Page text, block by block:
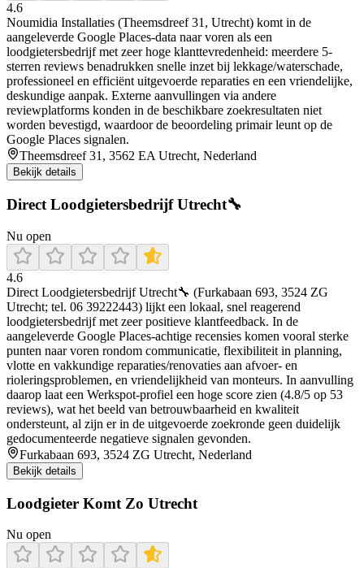
4.6
Noumidia Installaties (Theemsdreef 31, Utrecht) komt in de
aangeleverde Google Places-data naar voren als een
loodgietersbedrijf met zeer hoge klanttevredenheid: meerdere 5-
sterren reviews benadrukken snelle inzet bij lekkage/waterschade,
professioneel en efficiënt uitgevoerde reparaties en een vriendelijke,
deskundige aanpak. Externe aanvullingen via andere
reviewplatforms konden in de beschikbare zoekresultaten niet
worden bevestigd, waardoor de beoordeling primair leunt op de
Google Places signalen.
Theemsdreef 31, 3562 EA Utrecht, Nederland
Bekijk details
Direct Loodgietersbedrijf Utrecht🔧
Nu open
4.6
Direct Loodgietersbedrijf Utrecht🔧 (Furkabaan 693, 3524 ZG
Utrecht; tel. 06 39222443) lijkt een lokaal, snel reagerend
loodgietersbedrijf met zeer positieve klantfeedback. In de
aangeleverde Google Places-achtige recensies komen vooral sterke
punten naar voren rondom communicatie, flexibiliteit in planning,
vlotte en vakkundige reparaties/renovaties aan afvoer- en
rioleringsproblemen, en vriendelijkheid van monteurs. In aanvulling
daarop laat een Werkspot-profiel een hoge score zien (4.8/5 op 53
reviews), wat het beeld van betrouwbaarheid en kwaliteit
ondersteunt, al zijn er in de uitgevoerde zoekronde geen duidelijk
gedocumenteerde negatieve signalen gevonden.
Furkabaan 693, 3524 ZG Utrecht, Nederland
Bekijk details
Loodgieter Komt Zo Utrecht
Nu open